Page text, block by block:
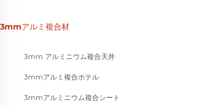
3mmアルミ複合材
3mm アルミニウム複合天井
3mmアルミ複合ホテル
3mmアルミニウム複合シート